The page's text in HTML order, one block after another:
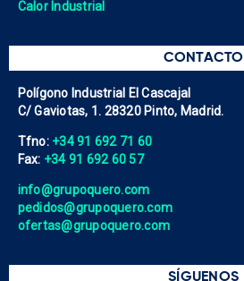
Calor Industrial
CONTACTO
Polígono Industrial El Cascajal
C/ Gaviotas, 1. 28320 Pinto, Madrid.
Tfno: +34 91 692 71 60
Fax: +34 91 692 60 57
info@grupoquero.com
pedidos@grupoquero.com
ofertas@grupoquero.com
SÍGUENOS